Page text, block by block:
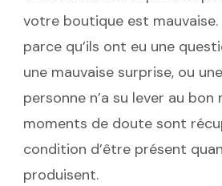
votre boutique est
parce qu’ils ont eu une
une mauvaise surprise, ou
personne n’a su lever au bon
moments de doute sont
condition d’être présent
produisent.